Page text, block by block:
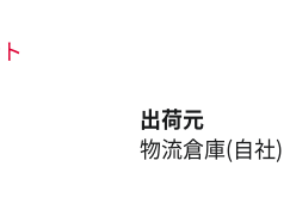
出荷元
物流倉庫(自社)